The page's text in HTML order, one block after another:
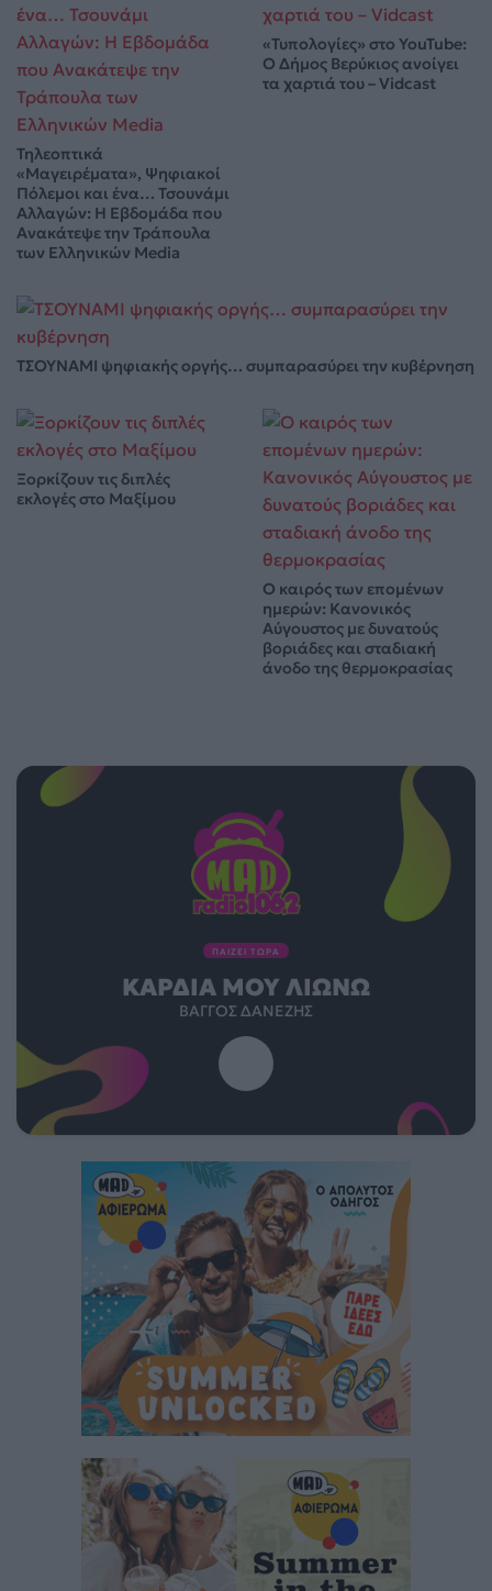
Τηλεοπτικά
«Μαγειρέματα», Ψηφιακοί
Πόλεμοι και ένα… Τσουνάμι
Αλλαγών: Η Εβδομάδα που
Ανακάτεψε την Τράπουλα
των Ελληνικών Media
«Τυπολογίες» στο YouTube:
Ο Δήμος Βερύκιος ανοίγει
τα χαρτιά του – Vidcast
ΤΣΟΥΝΑΜΙ ψηφιακής οργής… συμπαρασύρει την κυβέρνηση
Ξορκίζουν τις διπλές
εκλογές στο Μαξίμου
Ο καιρός των επομένων
ημερών: Κανονικός
Αύγουστος με δυνατούς
βοριάδες και σταδιακή
άνοδο της θερμοκρασίας
ΠΑΙΖΕΙ ΤΩΡΑ
ΚΑΡΔΙΆ ΜΟΥ ΛΙΏΝΩ
ΒΆΓΓΟΣ ΔΑΝΈΖΗΣ